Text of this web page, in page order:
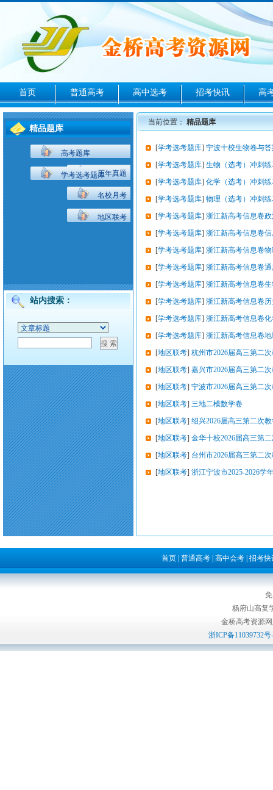
首页 普通高考 高中选考 招考快讯 高
精品题库
高考题库
历年真题
名校月考
地区联考
学考选考题库
站内搜索：
当前位置： 精品题库
[学考选考题库] 宁波十校生物卷与
[学考选考题库] 生物（选考）冲刺
[学考选考题库] 化学（选考）冲刺
[学考选考题库] 物理（选考）冲刺
[学考选考题库] 浙江新高考信息卷
[学考选考题库] 浙江新高考信息卷
[学考选考题库] 浙江新高考信息卷
[学考选考题库] 浙江新高考信息卷
[学考选考题库] 浙江新高考信息卷
[学考选考题库] 浙江新高考信息卷
[学考选考题库] 浙江新高考信息卷
[学考选考题库] 浙江新高考信息卷
[地区联考] 杭州市2026届高三第二
[地区联考] 嘉兴市2026届高三第二
[地区联考] 宁波市2026届高三第二
[地区联考] 三地二模数学卷
[地区联考] 绍兴2026届高三第二次
[地区联考] 金华十校2026届高三第
[地区联考] 台州市2026届高三第二
[地区联考] 浙江宁波市2025-2026学
首页 普通高考 高中会考 招考快
杨府山高
金桥高考资源
浙ICP备11039732号